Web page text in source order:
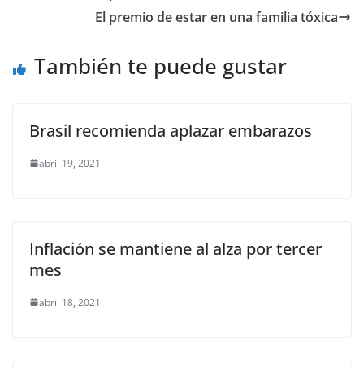
o
A
p
Li
k
a
El premio de estar en una familia tóxica
También te puede gustar
Brasil recomienda aplazar embarazos
abril 19, 2021
Inflación se mantiene al alza por tercer
mes
abril 18, 2021